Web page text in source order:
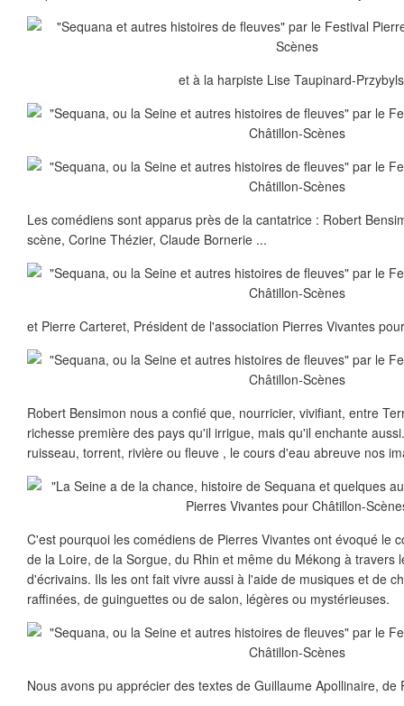
et à la harpiste Lise Taupinard-
Les comédiens sont apparus près de la cantatrice : Robert
scène, Corine Thézier, Claude Bornerie ...
et Pierre Carteret, Président de l'association Pierres Vivantes
Robert Bensimon nous a confié que, nourricier, vivifiant, entre
richesse première des pays qu'il irrigue, mais qu'il enchante
ruisseau, torrent, rivière ou fleuve , le cours d'eau abreuve nos
C'est pourquoi les comédiens de Pierres Vivantes ont évoqué le
de la Loire, de la Sorgue, du Rhin et même du Mékong à travers
d'écrivains. Ils les ont fait vivre aussi à l'aide de musiques et de
raffinées, de guinguettes ou de salon, légères ou mystérieuses.
Nous avons pu apprécier des textes de Guillaume Apollinaire, de